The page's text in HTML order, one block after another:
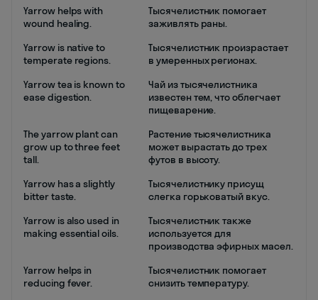
Yarrow helps with
wound healing.
Тысячелистник помогает
заживлять раны.
Yarrow is native to
temperate regions.
Тысячелистник произрастает
в умеренных регионах.
Yarrow tea is known to
ease digestion.
Чай из тысячелистника
известен тем, что облегчает
пищеварение.
The yarrow plant can
grow up to three feet
tall.
Растение тысячелистника
может вырастать до трех
футов в высоту.
Yarrow has a slightly
bitter taste.
Тысячелистнику присущ
слегка горьковатый вкус.
Yarrow is also used in
making essential oils.
Тысячелистник также
используется для
производства эфирных масел.
Yarrow helps in
reducing fever.
Тысячелистник помогает
снизить температуру.